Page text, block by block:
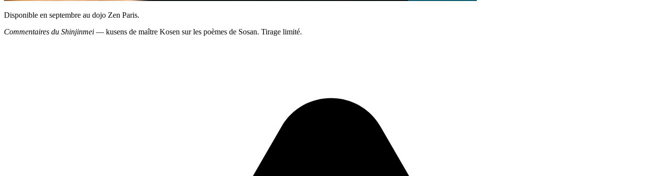
Disponible en septembre au dojo Zen Paris.
Commentaires du Shinjinmei — kusens de maître Kosen sur les poèmes de Sosan. Tirage limité.